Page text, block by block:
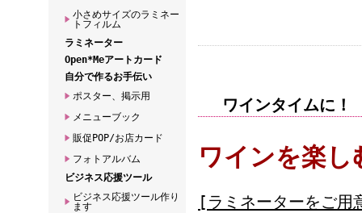
小さめサイズのラミネー
トフィルム
ラミネーター
Open*Meアートカード
自分で作るお手伝い
ポスター、掲示用
メニューブック
販促POP/お店カード
フォトアルバム
ビジネス応援ツール
ビジネス応援ツール作り
ます
ワインタイムに！
ワインを楽
[ラミネーターをご用